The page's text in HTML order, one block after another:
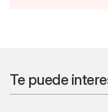
Te puede